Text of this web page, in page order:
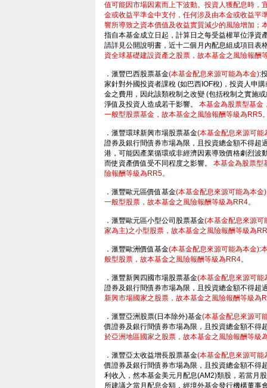
值可能因市場因素而上下波動。投資人獲配息時，
金或收益平準金中支付，任何涉及由本金或收益平
響所導致之資本價值及收益實質減少的風險增加；
指自本基金成立日起，計算日之每受益權單位淨資
請詳見公開說明書，近十二個月內配息組成項目表
資全球基礎建設資產之股票，故本基金之風險報酬
．滙豐巴西股票基金(本基金配息來源可能為本金):
家針對外國投資者課稅 (如巴西IOF稅)，投資人申
金之費用，因此該類稅制之改變 (包括稅制之實施
淨值及投資人造成若干影響。 本基金為股票型基金
一般型股票基金，故本基金之風險報酬等級為RR5
．滙豐環球新興市場股票基金(本基金配息來源可能
證券及銀行間債券市場為限，且投資總金額不得超
港，可能因產業循環或非經濟因素導致價格劇烈波
而使資產價值受不同程度之影響。 本基金為股票型
險報酬等級為RR5。
．滙豐歐元區價值基金(本基金配息來源可能為本金)
一般型股票，故本基金之風險報酬等級為RR4。
．滙豐歐元區小型公司股票基金(本基金配息來源可
家為主)之小型股票，故本基金之風險報酬等級為
．滙豐歐洲價值基金(本基金配息來源可能為本金):
般型股票，故本基金之風險報酬等級為RR4。
．滙豐新興四國市場股票基金(本基金配息來源可能
證券及銀行間債券市場為限，且投資總金額不得超
新興市場國家之股票，故本基金之風險報酬等級為
．滙豐亞洲股票(日本除外)基金(本基金配息來源可
價證券及銀行間債券市場為限，且投資總金額不得
於亞洲地區國家之股票，故本基金之風險報酬等級
．滙豐亞太收益增長股票基金(本基金配息來源可能
價證券及銀行間債券市場為限，且投資總金額不得
利收入，然本基金美元月配息(AM2)類股，若當月
所建議之當月配息金額，經境外基金發行機構董事